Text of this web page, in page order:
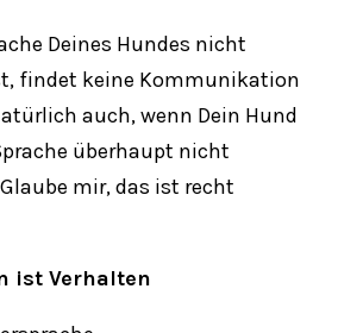
Deines Hundes nicht
findet keine Kommunikation
auch, wenn Dein Hund
überhaupt nicht
mir, das ist recht
ist Verhalten